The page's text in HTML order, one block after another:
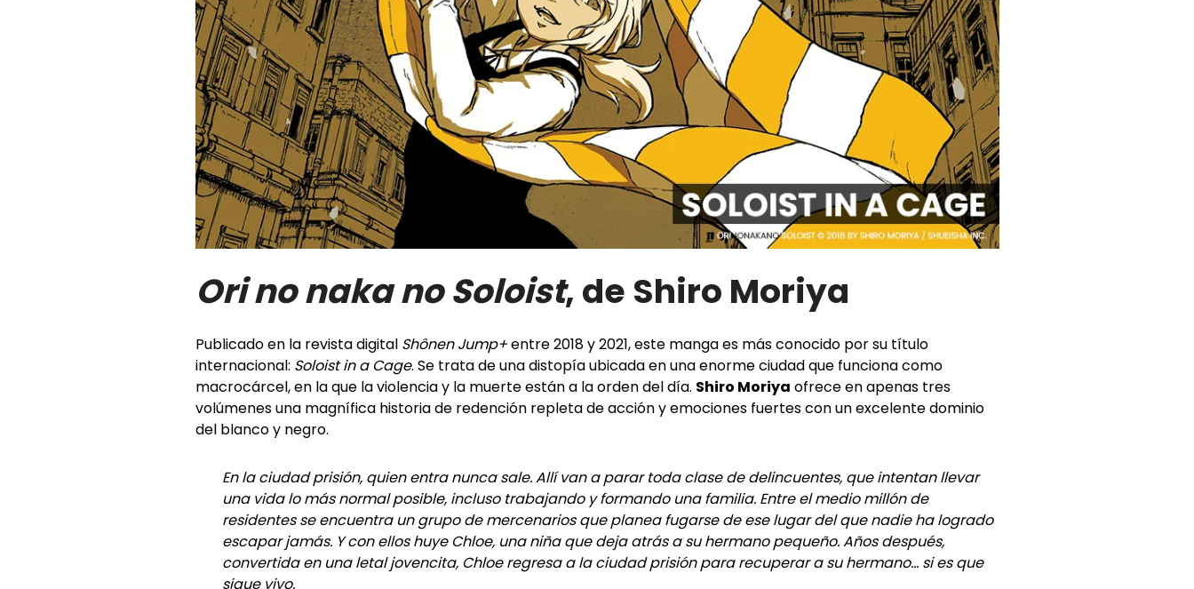
Ori no naka no Soloist, de Shiro Moriya
Publicado en la revista digital Shônen Jump+entre 2018 y 2021, este manga es más conocido por su título
internacional: Soloist in a Cage. Se trata de una distopía ubicada en una enorme ciudad que funciona como
macrocárcel, en la que la violencia y la muerte están a la orden del día. Shiro Moriya ofrece en apenas tres
volúmenes una magnífica historia de redención repleta de acción y emociones fuertes con un excelente dominio
del blanco y negro.
En la ciudad prisión, quien entra nunca sale. Allí van a parar toda clase de delincuentes, que intentan llevar
una vida lo más normal posible, incluso trabajando y formando una familia. Entre el medio millón de
residentes se encuentra un grupo de mercenarios que planea fugarse de ese lugar del que nadie ha logrado
escapar jamás. Y con ellos huye Chloe, una niña que deja atrás a su hermano pequeño. Años después,
convertida en una letal jovencita, Chloe regresa a la ciudad prisión para recuperar a su hermano... si es que
sigue vivo.